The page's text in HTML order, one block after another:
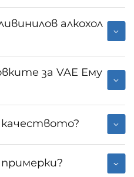
алкохол
за VAE Ему